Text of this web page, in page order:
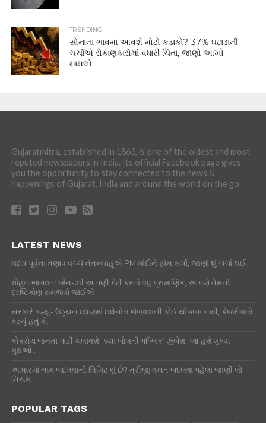
TRENDING
સોનાના ભાવમાં આવશે મોટો કડાકો? 37% ઘટાડાની
ચર્ચાએ રોકાણકારોમાં વધારી ચિંતા, જાણો આખો
મામલો
Gujaratmitra, established in 1863, is one of the oldest and most
reputed newspapers in India. Its official Facebook page gives
you the opportunity to stay connected to the news &
happenings of Gujarat, India and around the world on the go.
LATEST NEWS
મધ્ય પૂર્વના તણાવ વચ્ચે નેતન્યાહૂએ PM મોદીને ફોન કર્યો, જાણો શું ચર્ચા થઈ
મોહન ભાગવત: જેન-ઝી આપણી પેઢી કરતાં વધુ પ્રામાણિક, આપણે તેમનો
દ્રષ્ટિકોણ સમજવો જોઈએ
સરકારે કહ્યું- ઉડ્ડયન ઇંધણમાં ઇથેનોલ ભેળવવાની કોઈ યોજના નથી, કેજરીવાલે
કહ્યું હતું કે..
કોકરોચ જનતા પાર્ટી ચલાવશે ‘ક્યા બોલતી પબ્લિક’ ઝુંબેશ, આ હશે મુખ્ય
મુદ્દાઓ..
આધારમાં નામ બદલવાની લિમિટ શું છે? ત્રીજી વખત બદલવા પહેલાં જાણી લો
નિયમ
POPULAR TAGS